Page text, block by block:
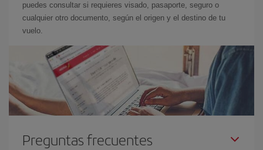
puedes consultar si requieres visado, pasaporte, seguro o
cualquier otro documento, según el origen y el destino de tu
vuelo.
Preguntas frecuentes